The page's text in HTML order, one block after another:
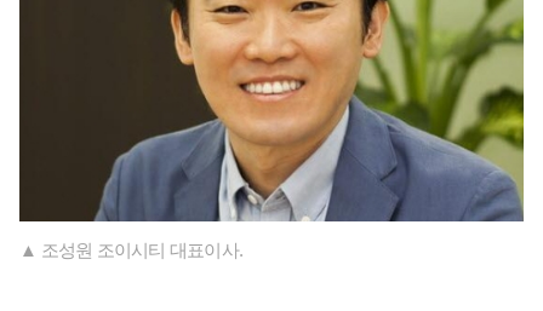
▲ 조성원 조이시티 대표이사.